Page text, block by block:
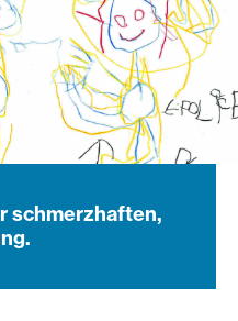
schmerzhaften,